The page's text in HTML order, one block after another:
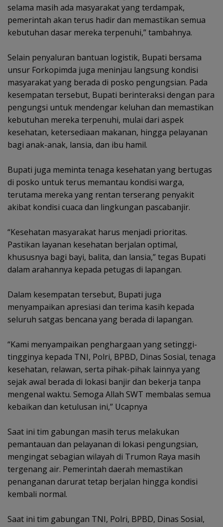
selama masih ada masyarakat yang terdampak,
pemerintah akan terus hadir dan memastikan semua
kebutuhan dasar mereka terpenuhi,” tambahnya.
‎Selain penyaluran bantuan logistik, Bupati bersama
unsur Forkopimda juga meninjau langsung kondisi
masyarakat yang berada di posko pengungsian. Pada
kesempatan tersebut, Bupati berinteraksi dengan para
pengungsi untuk mendengar keluhan dan memastikan
kebutuhan mereka terpenuhi, mulai dari aspek
kesehatan, ketersediaan makanan, hingga pelayanan
bagi anak-anak, lansia, dan ibu hamil.
‎Bupati juga meminta tenaga kesehatan yang bertugas
di posko untuk terus memantau kondisi warga,
terutama mereka yang rentan terserang penyakit
akibat kondisi cuaca dan lingkungan pascabanjir.
‎“Kesehatan masyarakat harus menjadi prioritas.
Pastikan layanan kesehatan berjalan optimal,
khususnya bagi bayi, balita, dan lansia,” tegas Bupati
dalam arahannya kepada petugas di lapangan.
‎Dalam kesempatan tersebut, Bupati juga
menyampaikan apresiasi dan terima kasih kepada
seluruh satgas bencana yang berada di lapangan.
‎“Kami menyampaikan penghargaan yang setinggi-
tingginya kepada TNI, Polri, BPBD, Dinas Sosial, tenaga
kesehatan, relawan, serta pihak-pihak lainnya yang
sejak awal berada di lokasi banjir dan bekerja tanpa
mengenal waktu. Semoga Allah SWT membalas semua
kebaikan dan ketulusan ini,” Ucapnya
‎Saat ini tim gabungan masih terus melakukan
pemantauan dan pelayanan di lokasi pengungsian,
mengingat sebagian wilayah di Trumon Raya masih
tergenang air. Pemerintah daerah memastikan
penanganan darurat tetap berjalan hingga kondisi
kembali normal.
‎Saat ini tim gabungan TNI, Polri, BPBD, Dinas Sosial,